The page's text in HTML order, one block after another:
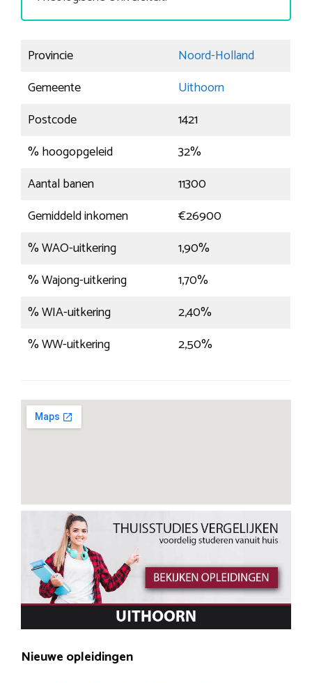
Provincie
Noord-Holland
Gemeente
Uithoorn
Postcode
1421
% hoogopgeleid
32%
Aantal banen
11300
Gemiddeld inkomen
€26900
% WAO-uitkering
1,90%
% Wajong-uitkering
1,70%
% WIA-uitkering
2,40%
% WW-uitkering
2,50%
Nieuwe opleidingen